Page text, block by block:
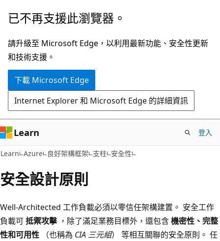
跳
主
要
內
已不再支援此瀏覽器。
請升級至 Microsoft Edge，以利用最新功能、安全性更新
和技術支援。
下載 Microsoft Edge
Internet Explorer 和 Microsoft Edge 的詳細資訊
Learn 登入
Learn Azure 良好架構框架 支柱 安全性
安全設計原則
Well-Architected 工作負載必須以零信任架構建置。 安全工作
負載可抵禦攻擊，除了滿足業務目標外，還包含機密性、完整
性和可用性 （也稱為 CIA 三元組） 等相互關聯的安全原則。 任